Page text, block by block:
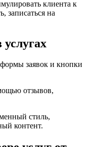
клиента к
записаться на
формы заявок и кнопки
отзывов,
стиль,
контент.